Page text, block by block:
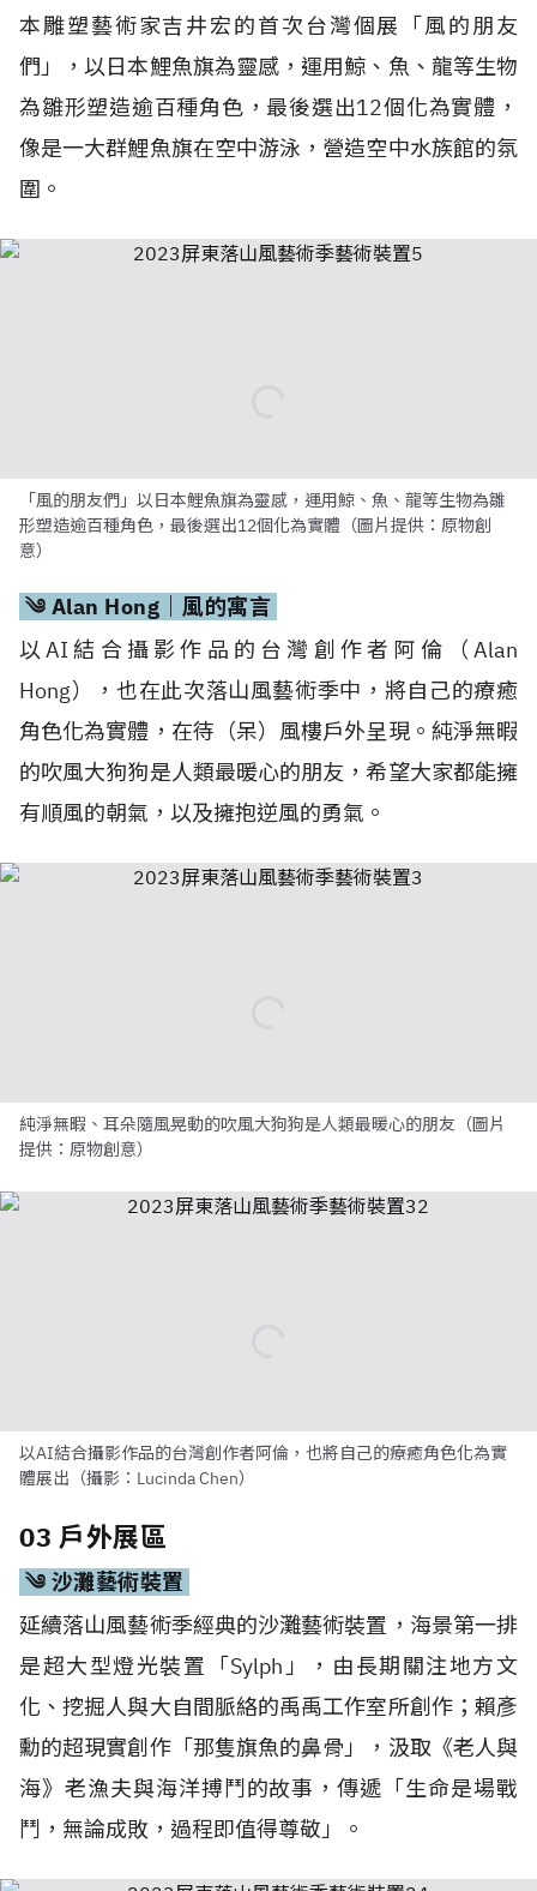
本雕塑藝術家吉井宏的首次台灣個展「風的朋友
們」，以日本鯉魚旗為靈感，運用鯨、魚、龍等生物
為雛形塑造逾百種角色，最後選出12個化為實體，
像是一大群鯉魚旗在空中游泳，營造空中水族館的氛
圍。
「風的朋友們」以日本鯉魚旗為靈感，運用鯨、魚、龍等生物為雛
形塑造逾百種角色，最後選出12個化為實體（圖片提供：原物創
意）
༄ Alan Hong｜風的寓言
以AI結合攝影作品的台灣創作者阿倫（Alan
Hong），也在此次落山風藝術季中，將自己的療癒
角色化為實體，在待（呆）風樓戶外呈現。純淨無暇
的吹風大狗狗是人類最暖心的朋友，希望大家都能擁
有順風的朝氣，以及擁抱逆風的勇氣。
純淨無暇、耳朵隨風晃動的吹風大狗狗是人類最暖心的朋友（圖片
提供：原物創意）
以AI結合攝影作品的台灣創作者阿倫，也將自己的療癒角色化為實
體展出（攝影：Lucinda Chen）
03 戶外展區
༄ 沙灘藝術裝置
延續落山風藝術季經典的沙灘藝術裝置，海景第一排
是超大型燈光裝置「Sylph」，由長期關注地方文
化、挖掘人與大自間脈絡的禹禹工作室所創作；賴彥
勳的超現實創作「那隻旗魚的鼻骨」，汲取《老人與
海》老漁夫與海洋搏鬥的故事，傳遞「生命是場戰
鬥，無論成敗，過程即值得尊敬」。